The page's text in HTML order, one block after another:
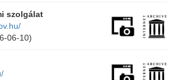
szolgálat
06-10)